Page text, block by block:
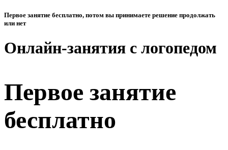
Первое занятие бесплатно, потом вы принимаете решение продолжать
или нет
Онлайн-занятия с логопедом
Первое занятие
бесплатно